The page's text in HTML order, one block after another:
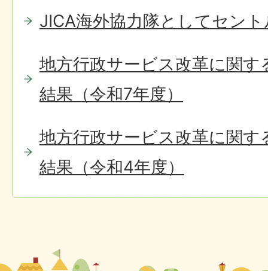
JICA海外協力隊としてセン
地方行政サービス改革に関す
結果（令和7年度）
地方行政サービス改革に関す
結果（令和4年度）